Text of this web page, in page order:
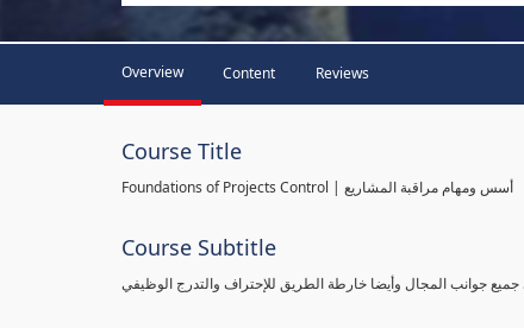
Overview Content Reviews
Course Title
Foundations of Projects Control | أسس ومهام مراقبة المشاريع
Course Subtitle
جوانب المجال وأيضا خارطة الطريق للإحتراف والتدرج الوظيفي